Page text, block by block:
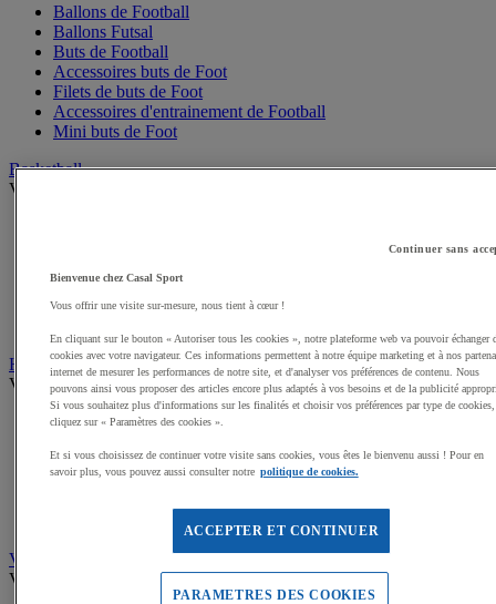
Ballons de Football
Ballons Futsal
Buts de Football
Accessoires buts de Foot
Filets de buts de Foot
Accessoires d'entrainement de Football
Mini buts de Foot
Basketball
Voir tous les produits
Panneaux de Basket
Accessoires terrain de Basket
Handball
Voir tous les produits
Ballons de Handball
Filets de but de Hand
Accessoires d'entrainement de Handball
Volleyball
Voir tous les produits
Continuer sans
Bienvenue chez Casal Sport
Vous offrir une visite sur-mesure, nous tient à cœur !
En cliquant sur le bouton « Autoriser tous les cookies », notre plateforme web va pouvoir échanger
cookies avec votre navigateur. Ces informations permettent à notre équipe marketing et à nos
internet de mesurer les performances de notre site, et d'analyser vos préférences de contenu. Nous
pouvons ainsi vous proposer des articles encore plus adaptés à vos besoins et de la publicité
Si vous souhaitez plus d'informations sur les finalités et choisir vos préférences par type de cookies,
cliquez sur « Paramètres des cookies ».
Et si vous choisissez de continuer votre visite sans cookies, vous êtes le bienvenu aussi ! Pour en
savoir plus, vous pouvez aussi consulter notre politique de cookies.
ACCEPTER ET CONTINUER
PARAMETRES DES COOKIES